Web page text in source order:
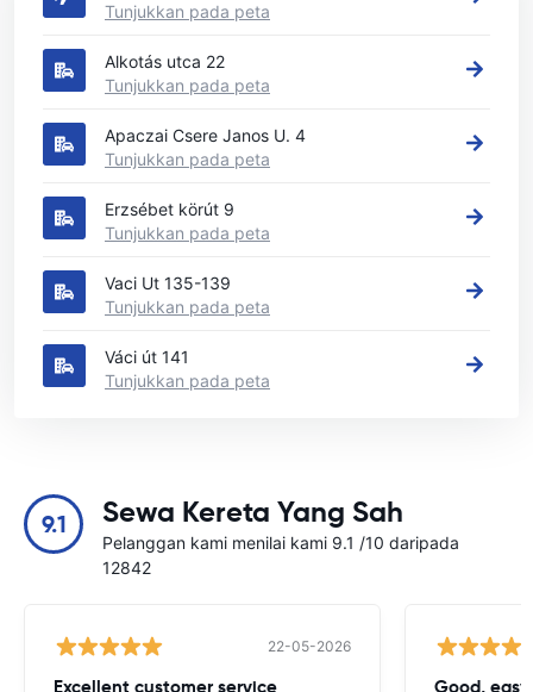
Tunjukkan pada peta
Alkotás utca 22
Tunjukkan pada peta
Apaczai Csere Janos U. 4
Tunjukkan pada peta
Erzsébet körút 9
Tunjukkan pada peta
Vaci Ut 135-139
Tunjukkan pada peta
Váci út 141
Tunjukkan pada peta
9.1 Sewa Kereta Yang Sah
Pelanggan kami menilai kami 9.1 /10 daripada
12842
22-05-2026
Excellent customer service Good,